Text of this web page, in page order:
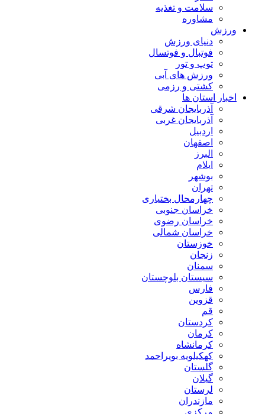
سلامت و تغذیه
مشاوره
ورزش
دنیای ورزش
فوتبال و فوتسال
توپ و تور
ورزش های آبی
کشتی و رزمی
اخبار استان ها
آذربایجان شرقی
آذربایجان غربی
اردبیل
اصفهان
البرز
ایلام
بوشهر
تهران
چهارمحال بختیاری
خراسان جنوبی
خراسان رضوی
خراسان شمالی
خوزستان
زنجان
سمنان
سیستان بلوچستان
فارس
قزوین
قم
کردستان
کرمان
کرمانشاه
کهکیلویه بویراحمد
گلستان
گیلان
لرستان
مازندران
مرکزی